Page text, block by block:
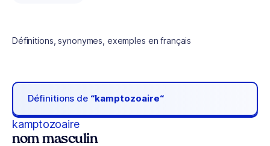
Définitions, synonymes, exemples en français
Définitions de “kamptozoaire“
kamptozoaire
nom masculin